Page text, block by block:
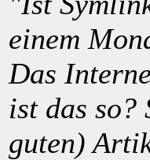
einem
Das
ist das so?
guten)